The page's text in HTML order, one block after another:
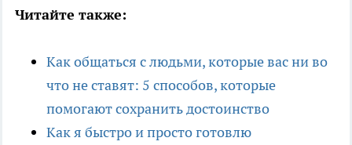
Читайте также:
Как общаться с людьми, которые вас ни во
что не ставят: 5 способов, которые
помогают сохранить достоинство
Как я быстро и просто готовлю